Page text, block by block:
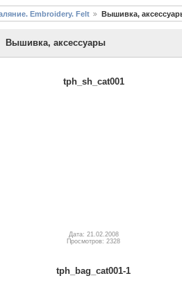
Embroidery. Felt Вышивка,
Вышивка, аксессуары
tph_sh_cat001
Дата: 21.02.2008
Просмотров: 2328
tph_bag_cat001-1